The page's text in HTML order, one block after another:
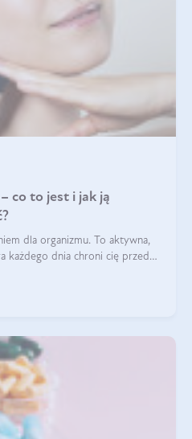
co to jest i jak ją
dla organizmu. To aktywna,
każdego dnia chroni cię przed